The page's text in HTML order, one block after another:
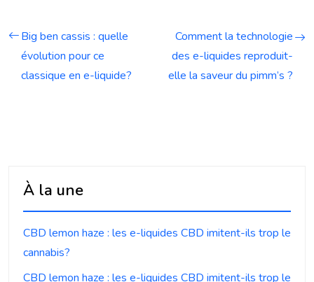
Big ben cassis : quelle
évolution pour ce
classique en e-liquide?
Comment la technologie
des e-liquides reproduit-
elle la saveur du pimm’s ?
À la une
CBD lemon haze : les e-liquides CBD imitent-ils trop le
cannabis?
CBD lemon haze : les e-liquides CBD imitent-ils trop le